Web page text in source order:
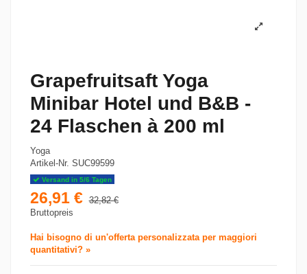
Grapefruitsaft Yoga
Minibar Hotel und B&B -
24 Flaschen à 200 ml
Yoga
Artikel-Nr. SUC99599
Versand in 5/6 Tagen
26,91 € 32,82 €
Bruttopreis
Hai bisogno di un'offerta personalizzata per maggiori
quantitativi? »